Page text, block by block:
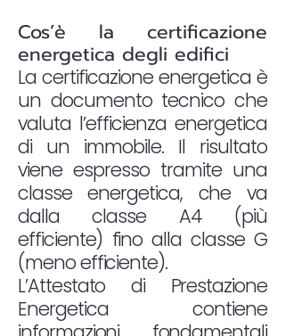
Cos’è la certificazione
energetica degli edifici
La certificazione energetica è
un documento tecnico che
valuta l’efficienza energetica
di un immobile. Il risultato
viene espresso tramite una
classe energetica, che va
dalla classe A4 (più
efficiente) fino alla classe G
(meno efficiente).
L’Attestato di Prestazione
Energetica contiene